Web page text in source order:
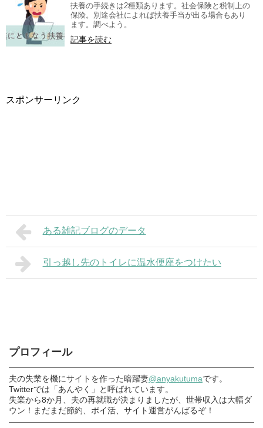
扶養の手続きは2種類あります。社会保険と税制上の
保険。別途会社によれば扶養手当が出る場合もあり
ます。調べよう。
記事を読む
スポンサーリンク
ある雑記ブログのデータ
引っ越し先のトイレに温水便座をつけたい
プロフィール
夫の失業を機にサイトを作った暗躍妻@anyakutumaです。
Twitterでは「あんやく」と呼ばれています。
失業から8か月、夫の再就職が決まりましたが、世帯収入は大幅ダ
ウン！まだまだ節約、ポイ活、サイト運営がんばるぞ！